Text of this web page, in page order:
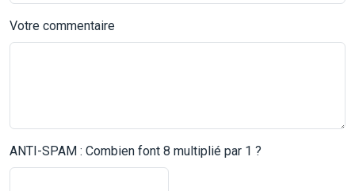
Votre commentaire
ANTI-SPAM : Combien font 8 multiplié par 1 ?